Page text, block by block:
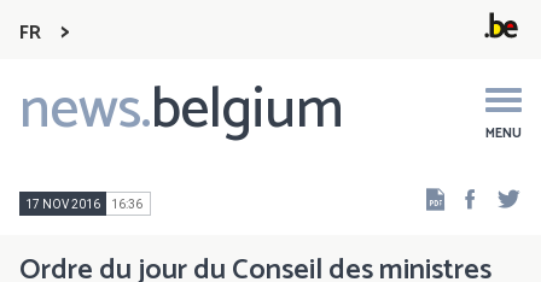
FR
news.belgium MENU
Main
navigation
17 NOV 2016 16:36
Ordre du jour du Conseil des ministres